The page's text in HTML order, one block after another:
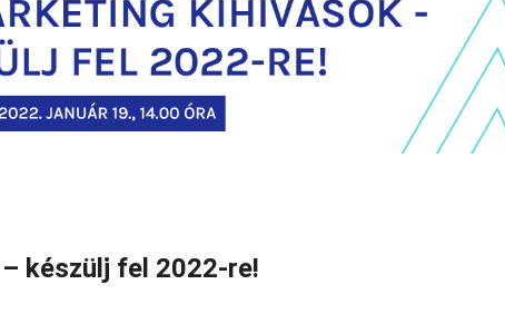
készülj fel 2022-re!